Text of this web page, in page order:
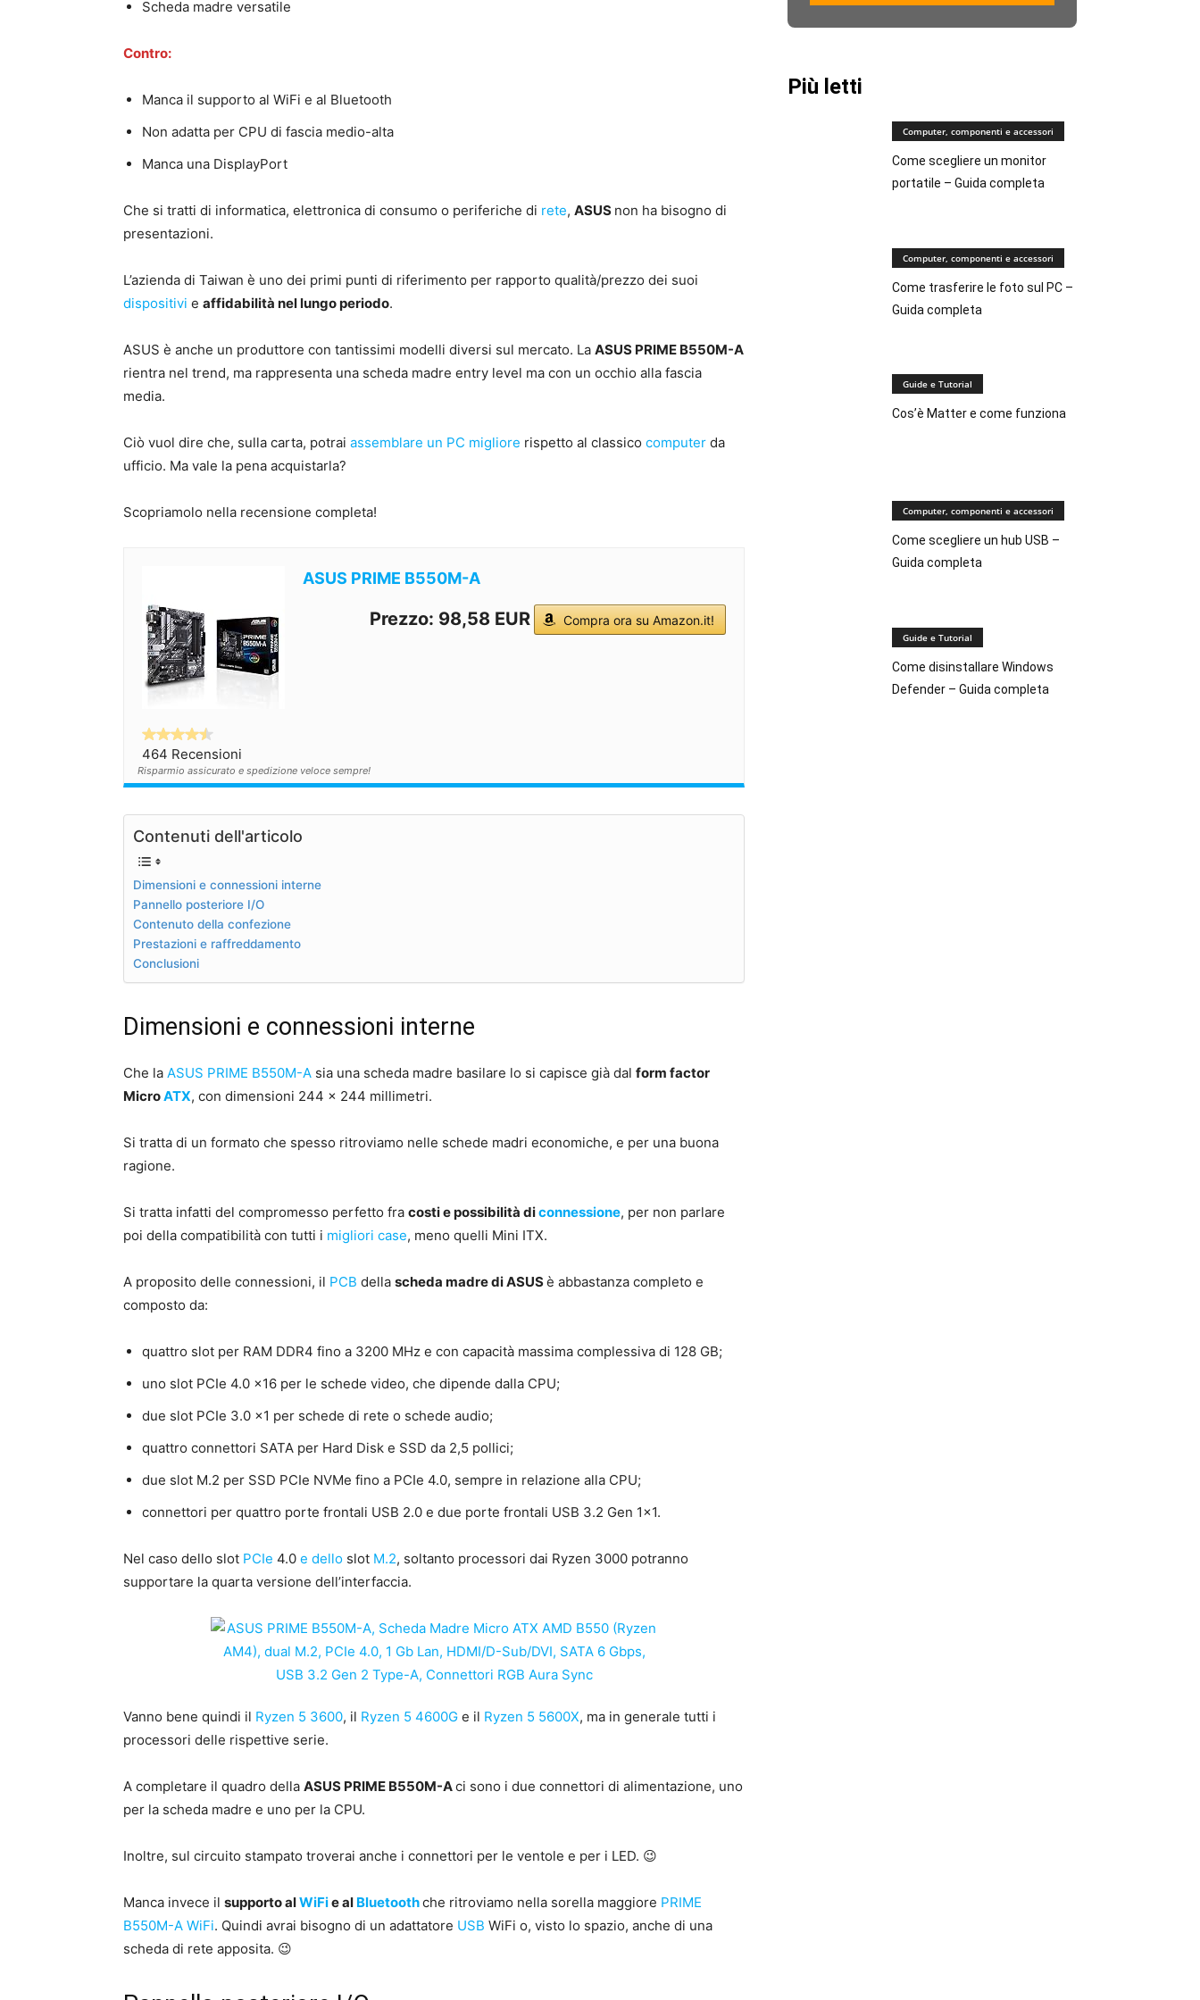
Scheda madre versatile
Contro:
Manca il supporto al WiFi e al Bluetooth
Non adatta per CPU di fascia medio-alta
Manca una DisplayPort
Che si tratti di informatica, elettronica di consumo o periferiche di rete, ASUS non ha bisogno di
presentazioni.
L’azienda di Taiwan è uno dei primi punti di riferimento per rapporto qualità/prezzo dei suoi
dispositivi e affidabilità nel lungo periodo.
ASUS è anche un produttore con tantissimi modelli diversi sul mercato. La ASUS PRIME B550M-A
rientra nel trend, ma rappresenta una scheda madre entry level ma con un occhio alla fascia
media.
Ciò vuol dire che, sulla carta, potrai assemblare un PC migliore rispetto al classico computer da
ufficio. Ma vale la pena acquistarla?
Scopriamolo nella recensione completa!
464 Recensioni
ASUS PRIME B550M-A
Prezzo: 98,58 EUR Compra ora su Amazon.it!
Risparmio assicurato e spedizione veloce sempre!
Contenuti dell'articolo
Dimensioni e connessioni interne
Pannello posteriore I/O
Contenuto della confezione
Prestazioni e raffreddamento
Conclusioni
Dimensioni e connessioni interne
Che la ASUS PRIME B550M-A sia una scheda madre basilare lo si capisce già dal form factor
MicroATX, con dimensioni 244 x 244 millimetri.
Si tratta di un formato che spesso ritroviamo nelle schede madri economiche, e per una buona
ragione.
Si tratta infatti del compromesso perfetto fra costi e possibilità diconnessione, per non parlare
poi della compatibilità con tutti i migliori case, meno quelli Mini ITX.
A proposito delle connessioni, il PCB della scheda madre di ASUSè abbastanza completo e
composto da:
quattro slot per RAM DDR4 fino a 3200 MHz e con capacità massima complessiva di 128 GB;
uno slot PCIe 4.0 x16 per le schede video, che dipende dalla CPU;
due slot PCIe 3.0 x1 per schede di rete o schede audio;
quattro connettori SATA per Hard Disk e SSD da 2,5 pollici;
due slot M.2 per SSD PCIe NVMe fino a PCIe 4.0, sempre in relazione alla CPU;
connettori per quattro porte frontali USB 2.0 e due porte frontali USB 3.2 Gen 1×1.
Nel caso dello slot PCIe 4.0 e dello slot M.2, soltanto processori dai Ryzen 3000 potranno
supportare la quarta versione dell’interfaccia.
Vanno bene quindi il Ryzen 5 3600, il Ryzen 5 4600G e il Ryzen 5 5600X, ma in generale tutti i
processori delle rispettive serie.
A completare il quadro della ASUS PRIME B550M-Aci sono i due connettori di alimentazione, uno
per la scheda madre e uno per la CPU.
Inoltre, sul circuito stampato troverai anche i connettori per le ventole e per i LED. 😉
Manca invece il supporto alWiFie al Bluetoothche ritroviamo nella sorella maggiore PRIME
B550M-A WiFi. Quindi avrai bisogno di un adattatore USB WiFi o, visto lo spazio, anche di una
scheda di rete apposita. 😉
Più letti
Computer, componenti e accessori
Come scegliere un monitor
portatile – Guida completa
Computer, componenti e accessori
Come trasferire le foto sul PC –
Guida completa
Guide e Tutorial
Cos’è Matter e come funziona
Computer, componenti e accessori
Come scegliere un hub USB –
Guida completa
Guide e Tutorial
Come disinstallare Windows
Defender – Guida completa